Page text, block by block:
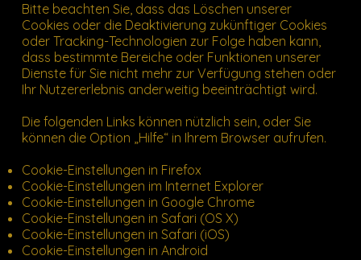
Bitte beachten Sie, dass das Löschen unserer
Cookies oder die Deaktivierung zukünftiger Cookies
oder Tracking-Technologien zur Folge haben kann,
dass bestimmte Bereiche oder Funktionen unserer
Dienste für Sie nicht mehr zur Verfügung stehen oder
Ihr Nutzererlebnis anderweitig beeinträchtigt wird.
Die folgenden Links können nützlich sein, oder Sie
können die Option „Hilfe“ in Ihrem Browser aufrufen.
Cookie-Einstellungen in Firefox
Cookie-Einstellungen im Internet Explorer
Cookie-Einstellungen in Google Chrome
Cookie-Einstellungen in Safari (OS X)
Cookie-Einstellungen in Safari (iOS)
Cookie-Einstellungen in Android